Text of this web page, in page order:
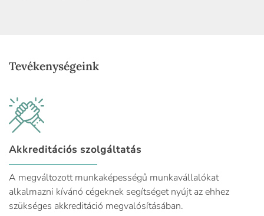
Tevékenységeink
Akkreditációs szolgáltatás
A megváltozott munkaképességű munkavállalókat
alkalmazni kívánó cégeknek segítséget nyújt az ehhez
szükséges akkreditáció megvalósításában.